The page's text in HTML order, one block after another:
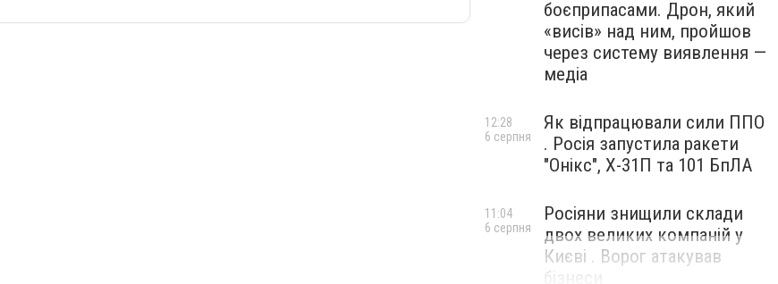
боєприпасами. Дрон, який
«висів» над ним, пройшов
через систему виявлення —
медіа
Як відпрацювали сили ППО
. Росія запустила ракети
"Онікс", Х-31П та 101 БпЛА
12:28
6 серпня
Росіяни знищили склади
двох великих компаній у
Києві . Ворог атакував
бізнеси
11:04
6 серпня